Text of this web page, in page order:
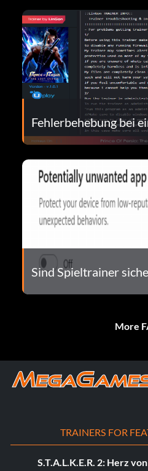
Fehlerbehebung bei
Sind Spieltrainer
More
TRAINERS FOR
S.T.A.L.K.E.R. 2: Herz